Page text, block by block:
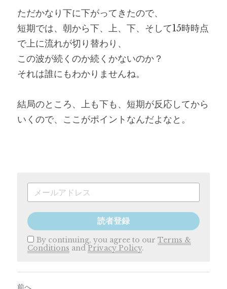
ただかなり下に下がってきたので、
短期では、朝から下、上、下、そして15時時点
で上に流れが切り替わり、
この波が続くのか続くかないのか？
それは誰にもわかりませんね。
結局のところ、上も下も、短期が反応してから
いくので、ここがポイントなんだよなと。
読者登録
By continuing, you agree to our Terms &
Conditions and Privacy Policy.
前へ